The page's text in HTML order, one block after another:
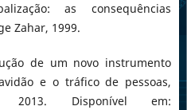
as consequências
Zahar, 1999.
de um novo instrumento
e o tráfico de pessoas,
2013. Disponível em: